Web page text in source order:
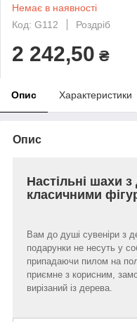
Немає в наявності
Код: G112
Роздріб
2 242,50 ₴
Опис Характеристики
Опис
Настільні шахи з
класичними
Вам до душі сувеніри з
подарунки не несуть у
припадаючи пилом на
приємне з корисним,
вирізаний із дерева.